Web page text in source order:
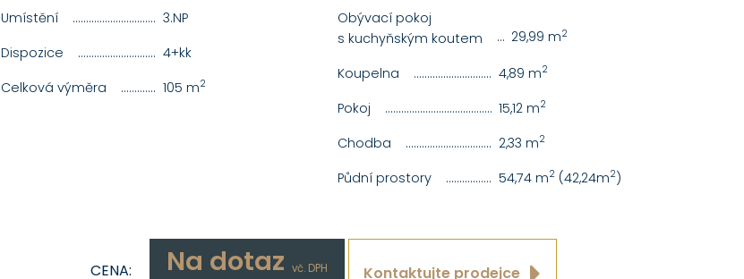
Umístění ............................................................................................................................
3.NP
Dispozice
............................................................................................................................
4+kk
Celková výměra
............................................................................................................................
105 m2
Obývací pokoj
s kuchyňským koutem
29,99 m2
Koupelna 4,89 m2
Pokoj ............................................................................................................................
15,12 m2
Chodba ............................................................................................................................
2,33 m2
Půdní prostory 54,74 m2 (42,24m2)
CENA: Na dotaz vč. DPH
Kontaktujte prodejce